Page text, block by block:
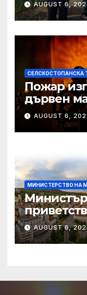
AUGUST 6,
СЕЛСКОСТОПАНСКА
Пожар
дървен
AUGUST 6,
МИНИСТЕРСТВО НА
гребане
Пловдив
AUGUST 6,